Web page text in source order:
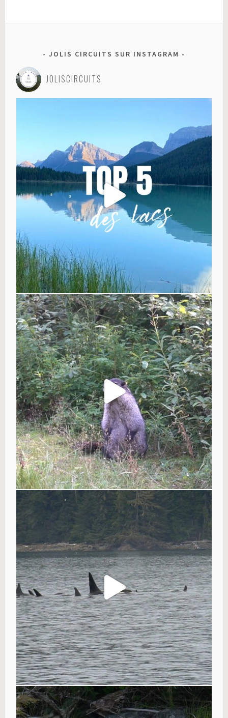
JOLIS CIRCUITS SUR INSTAGRAM
JOLISCIRCUITS